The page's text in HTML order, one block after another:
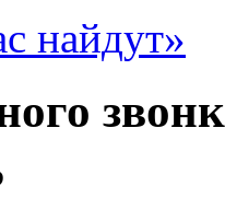
найдут»